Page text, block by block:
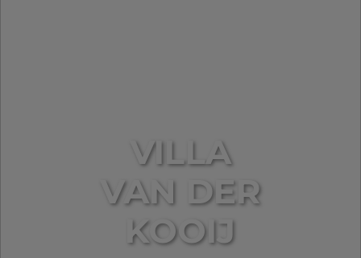
VILLA
VAN DER
KOOIJ